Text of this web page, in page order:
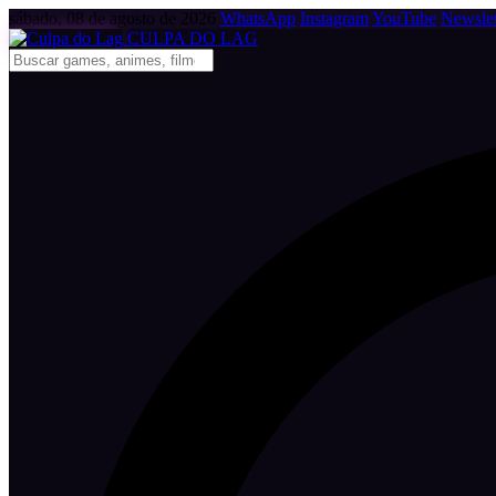
sábado, 08 de agosto de 2026 WhatsApp InstagramYouTube
CULPA DO LAG